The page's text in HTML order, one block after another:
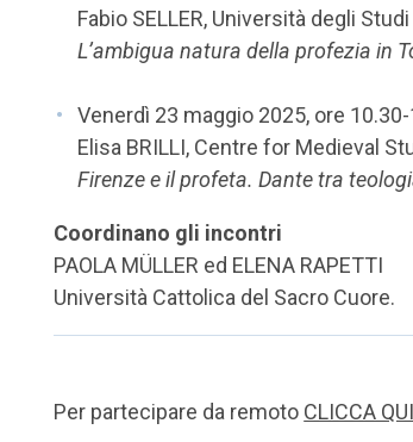
Fabio SELLER, Università degli
L’ambigua natura della profezia in
Venerdì 23 maggio 2025, ore
Elisa BRILLI, Centre for Medieval
Firenze e il profeta. Dante tra
Coordinano gli incontri
PAOLA MÜLLER ed ELENA RAPETTI
Università Cattolica del Sacro Cuore.
Per partecipare da remoto CLICCA QUI